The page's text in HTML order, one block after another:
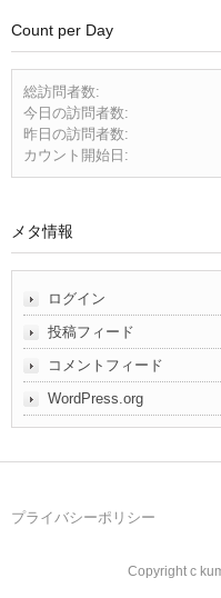
Count per Day
総訪問者数:
今日の訪問者数:
昨日の訪問者数:
カウント開始日:
メタ情報
ログイン
投稿フィード
コメントフィード
WordPress.org
プライバシーポリシー
Copyright c